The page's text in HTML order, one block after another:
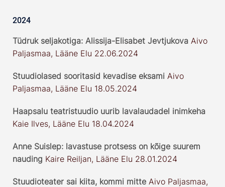
2024
Tüdruk seljakotiga: Alissija-Elisabet Jevtjukova Aivo
Paljasmaa, Lääne Elu 22.06.2024
Stuudiolased sooritasid kevadise eksami Aivo
Paljasmaa, Lääne Elu 18.05.2024
Haapsalu teatristuudio uurib lavalaudadel inimkeha
Kaie Ilves, Lääne Elu 18.04.2024
Anne Suislep: lavastuse protsess on kõige suurem
nauding Kaire Reiljan, Lääne Elu 28.01.2024
Stuudioteater sai kiita, kommi mitte Aivo Paljasmaa,